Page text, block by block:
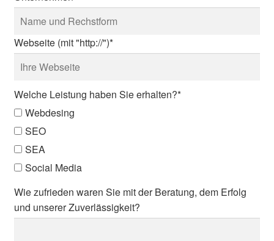
Webseite (mit "http://")*
Welche Leistung haben Sie erhalten?*
Webdesing
SEO
SEA
Social Media
Wie zufrieden waren Sie mit der Beratung, dem Erfolg
und unserer Zuverlässigkeit?